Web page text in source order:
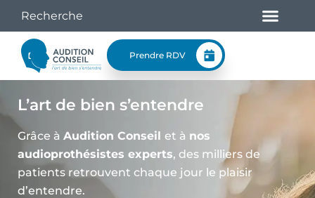
Prendre RDV
L’art de bien s’entendre
Grâce à Audition Conseil et à nos
audioprothésistes experts, des milliers de
patients retrouvent chaque jour le plaisir
d’entendre.